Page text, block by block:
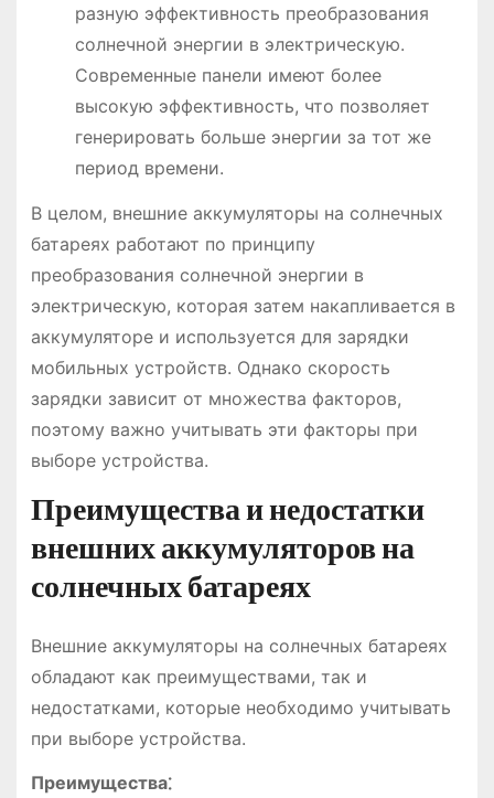
разную эффективность преобразования
солнечной энергии в электрическую.
Современные панели имеют более
высокую эффективность, что позволяет
генерировать больше энергии за тот же
период времени.
В целом, внешние аккумуляторы на солнечных
батареях работают по принципу
преобразования солнечной энергии в
электрическую, которая затем накапливается в
аккумуляторе и используется для зарядки
мобильных устройств. Однако скорость
зарядки зависит от множества факторов,
поэтому важно учитывать эти факторы при
выборе устройства.
Преимущества и недостатки
внешних аккумуляторов на
солнечных батареях
Внешние аккумуляторы на солнечных батареях
обладают как преимуществами, так и
недостатками, которые необходимо учитывать
при выборе устройства.
Преимущества⁚